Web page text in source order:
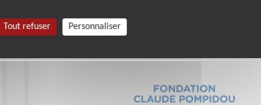
Tout refuser Personnaliser